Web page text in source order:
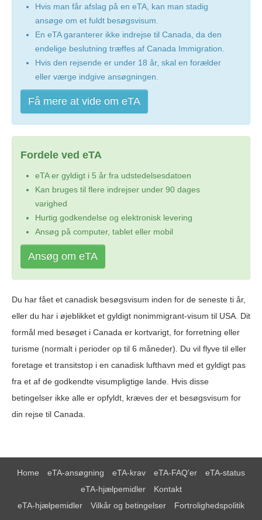
Hvis man får afslag på en eTA, kan man stadig
ansøge om et fuldt besøgsvisum.
En eTA garanterer ikke indrejse til Canada, da den
endelige beslutning træffes af Canada Immigration.
Hvis den rejsende er under 18 år, skal en forælder
eller værge indgive ansøgningen.
Få mere at vide om eTA
Fordele ved eTA
eTA er gyldigt i 5 år fra udstedelsesdatoen
Kan bruges til flere indrejser under 90 dages
varighed
Hurtig godkendelse og elektronisk levering
Ansøg på computer, tablet eller mobil
Ansøg om eTA
Du har fået et canadisk besøgsvisum inden for de seneste ti år,
eller du har i øjeblikket et gyldigt nonimmigrant-visum til USA. Dit
formål med besøget i Canada er kortvarigt, for forretning eller
turisme (normalt i perioder op til 6 måneder). Du vil flyve til eller
foretage et transitstop i en canadisk lufthavn med et gyldigt pas
fra et af de godkendte visumpligtige lande. Hvis disse
betingelser ikke alle er opfyldt, kræves der et besøgsvisum for
din rejse til Canada.
Home eTA-ansøgning eTA-krav eTA-FAQ'er
eTA-status
eTA-hjælpemidler
Kontakt
eTA-hjælpemidler
Vilkår og betingelser Fortrolighedspolitik